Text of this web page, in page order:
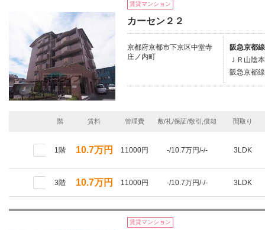
賃貸マンション
カーセン２２
京都府京都市下京区中堂寺
庄ノ内町
阪急京都
ＪＲ山陰
阪急京都
階 賃料 管理費 敷/礼/保証/敷引,償却 間取り
1階 10.7万円 11000円 -/10.7万円/-/- 3LDK
3階 10.7万円 11000円 -/10.7万円/-/- 3LDK
賃貸マンション